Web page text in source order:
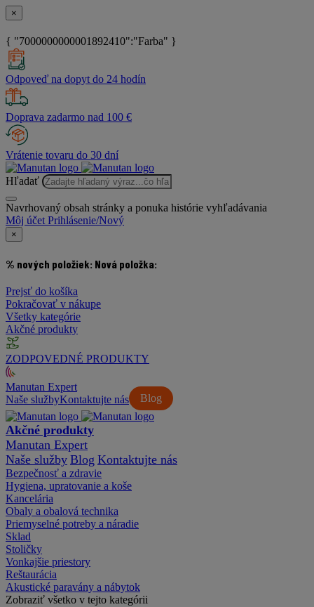
×
{ "7000000000001892410":"Farba" }
Odpoveď na dopyt do 24 hodín
Doprava zadarmo nad 100 €
Vrátenie tovaru do 30 dní
Hľadať
Navrhovaný obsah stránky a ponuka histórie vyhľadávania
Môj účet Prihlásenie/Nový
×
% nových položiek: Nová položka:
Prejsť do košíka
Pokračovať v nákupe
Všetky kategórie
Akčné produkty
ZODPOVEDNÉ PRODUKTY
Manutan Expert
Naše služby
Blog
Kontaktujte nás
Akčné produkty
Manutan Expert
Naše služby Blog Kontaktujte nás
Bezpečnosť a zdravie
Hygiena, upratovanie a koše
Kancelária
Obaly a obalová technika
Priemyselné potreby a náradie
Sklad
Stoličky
Vonkajšie priestory
Reštaurácia
Akustické paravány a nábytok
Zobraziť všetko v tejto kategórii